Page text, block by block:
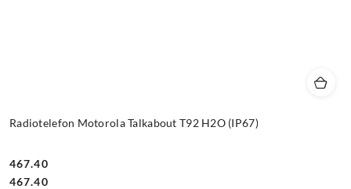
Radiotelefon Motorola Talkabout T92 H2O (IP67)
Cena:
467.40
Cena:
467.40